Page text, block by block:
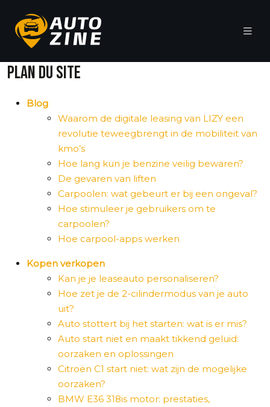
PLAN DU SITE
Blog
Waarom de digitale leasing van LIZY een
revolutie teweegbrengt in de mobiliteit van
kmo’s
Hoe lang kun je benzine veilig bewaren?
De gevaren van liften
Carpoolen: wat gebeurt er bij een ongeval?
Hoe stimuleer je gebruikers om te
carpoolen?
Hoe carpool-apps werken
Kopen verkopen
Kan je je leaseauto personaliseren?
Hoe zet je de 2-cilindermodus van je auto
uit?
Auto stottert bij het starten: wat is er mis?
Auto start niet en maakt tikkend geluid:
oorzaken en oplossingen
Citroën C1 start niet: wat zijn de mogelijke
oorzaken?
BMW E36 318is motor: prestaties,